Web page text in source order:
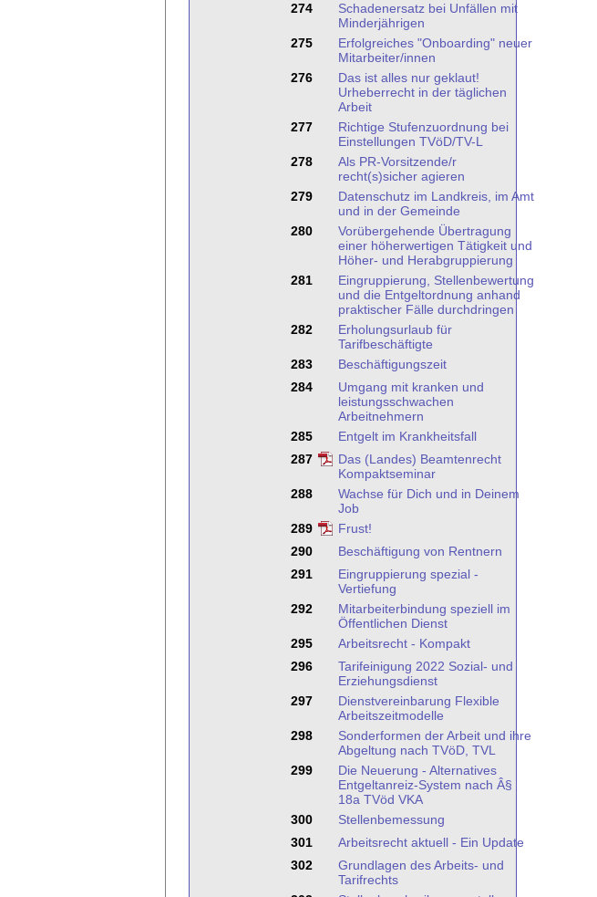
274
Schadenersatz bei Unfällen mit
Minderjährigen
275
Erfolgreiches "Onboarding" neuer
Mitarbeiter/innen
276
Das ist alles nur geklaut!
Urheberrecht in der täglichen
Arbeit
277
Richtige Stufenzuordnung bei
Einstellungen TVöD/TV-L
278
Als PR-Vorsitzende/r
recht(s)sicher agieren
279
Datenschutz im Landkreis, im Amt
und in der Gemeinde
280
Vorübergehende Übertragung
einer höherwertigen Tätigkeit und
Höher- und Herabgruppierung
281
Eingruppierung, Stellenbewertung
und die Entgeltordnung anhand
praktischer Fälle durchdringen
282
Erholungsurlaub für
Tarifbeschäftigte
283
Beschäftigungszeit
284
Umgang mit kranken und
leistungsschwachen
Arbeitnehmern
285
Entgelt im Krankheitsfall
287
Das (Landes) Beamtenrecht
Kompaktseminar
288
Wachse für Dich und in Deinem
Job
289
Frust!
290
Beschäftigung von Rentnern
291
Eingruppierung spezial -
Vertiefung
292
Mitarbeiterbindung speziell im
Öffentlichen Dienst
295
Arbeitsrecht - Kompakt
296
Tarifeinigung 2022 Sozial- und
Erziehungsdienst
297
Dienstvereinbarung Flexible
Arbeitszeitmodelle
298
Sonderformen der Arbeit und ihre
Abgeltung nach TVöD, TVL
299
Die Neuerung - Alternatives
Entgeltanreiz-System nach Â§
18a TVöd VKA
300
Stellenbemessung
301
Arbeitsrecht aktuell - Ein Update
302
Grundlagen des Arbeits- und
Tarifrechts